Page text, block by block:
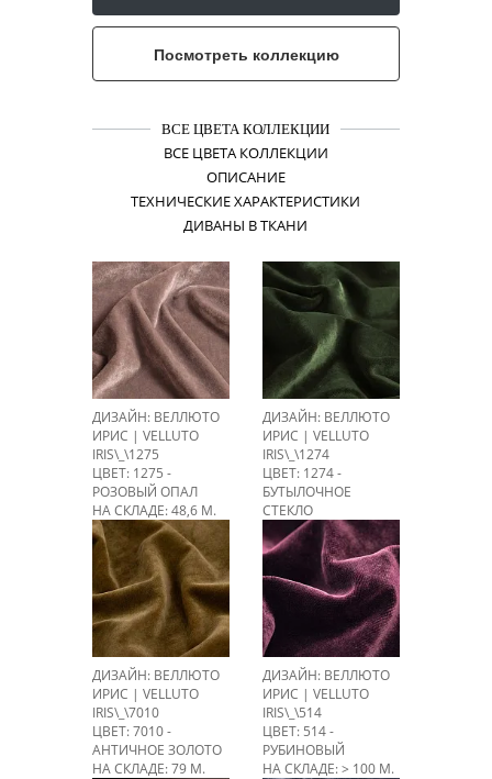
Посмотреть коллекцию
ВСЕ ЦВЕТА КОЛЛЕКЦИИ
ВСЕ ЦВЕТА КОЛЛЕКЦИИ
ОПИСАНИЕ
ТЕХНИЧЕСКИЕ ХАРАКТЕРИСТИКИ
ДИВАНЫ В ТКАНИ
ДИЗАЙН: ВЕЛЛЮТО
ИРИС | VELLUTO
IRIS\_\1275
ЦВЕТ: 1275 -
РОЗОВЫЙ ОПАЛ
НА СКЛАДЕ: 48,6 М.
ДИЗАЙН: ВЕЛЛЮТО
ИРИС | VELLUTO
IRIS\_\1274
ЦВЕТ: 1274 -
БУТЫЛОЧНОЕ
СТЕКЛО
НА СКЛАДЕ: 55,4 М.
ДИЗАЙН: ВЕЛЛЮТО
ИРИС | VELLUTO
IRIS\_\7010
ЦВЕТ: 7010 -
АНТИЧНОЕ ЗОЛОТО
НА СКЛАДЕ: 79 М.
ДИЗАЙН: ВЕЛЛЮТО
ИРИС | VELLUTO
IRIS\_\514
ЦВЕТ: 514 -
РУБИНОВЫЙ
НА СКЛАДЕ: > 100 М.